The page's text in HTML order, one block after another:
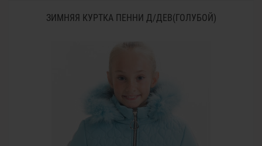
ЗИМНЯЯ КУРТКА ПЕННИ Д/ДЕВ(ГОЛУБОЙ)